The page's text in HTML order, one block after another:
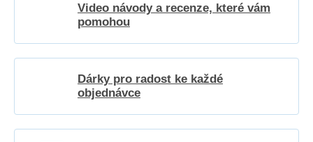
Video návody a recenze, které vám
pomohou
Dárky pro radost ke každé
objednávce